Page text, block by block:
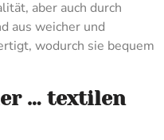
aber auch durch
aus weicher und
wodurch sie bequem
… textilen